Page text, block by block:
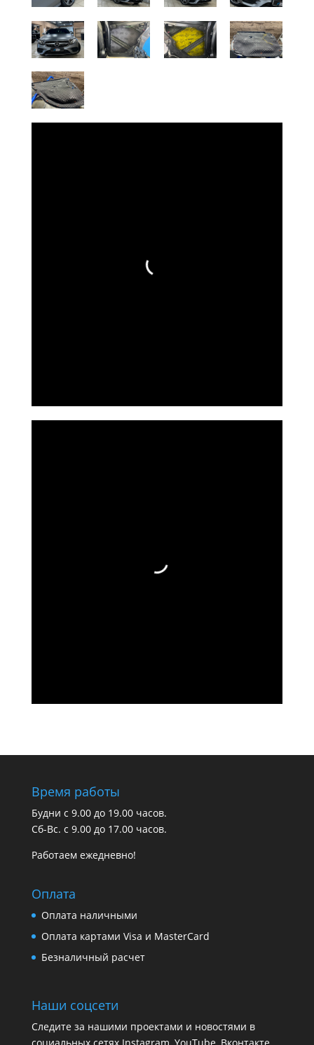
Время работы
Будни с 9.00 до 19.00 часов.
Сб-Вс. с 9.00 до 17.00 часов.
Работаем ежедневно!
Оплата
Оплата наличными
Оплата картами Visa и MasterCard
Безналичный расчет
Наши соцсети
Следите за нашими проектами и новостями в